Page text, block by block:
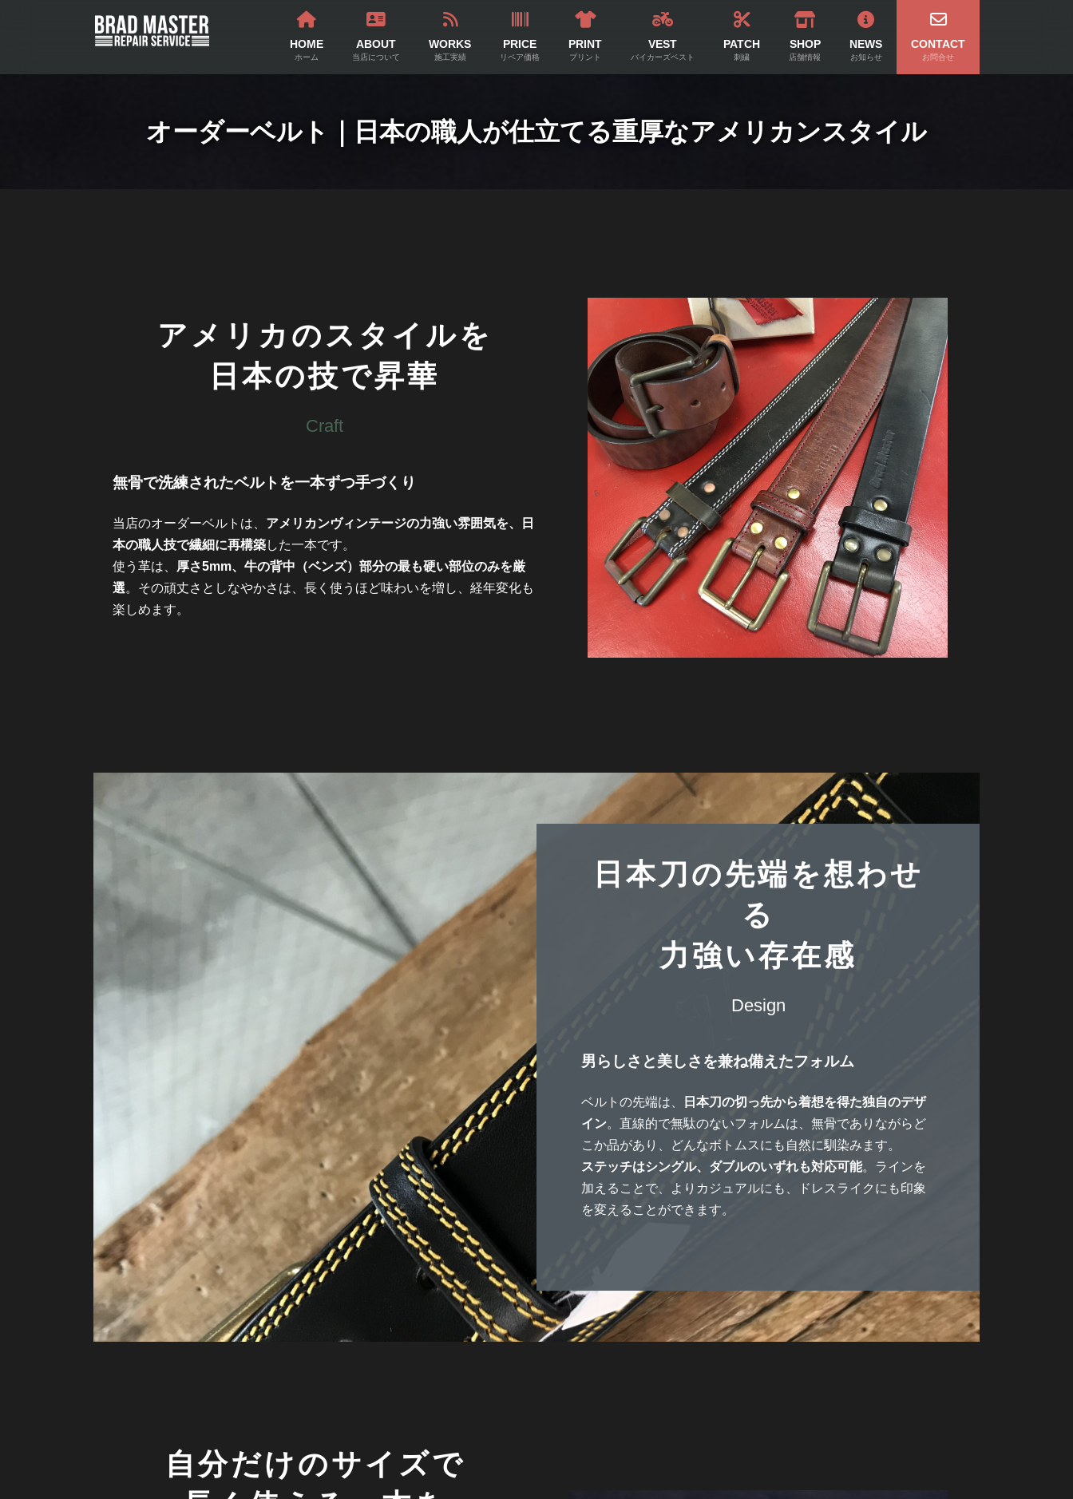
ツ
シ
HOME
ホーム
ABOUT
当店について
WORKS
施工実績
PRICE
リペア価格
PRINT
プリント
VEST
バイカーズベスト
PATCH
刺繍
SHOP
店舗情報
NEWS
お知らせ
CONTACT
お問合せ
オーダーベルト｜日本の職人が仕立てる重厚なアメリカンスタイル
アメリカのスタイルを
日本の技で昇華
Craft
無骨で洗練されたベルトを一本ずつ手づくり
当店のオーダーベルトは、 アメリカンヴィンテージの力強い雰囲気を、日
本の職人技で繊細に再構築した一本です。
使う革は、 厚さ5mm、牛の背中（ベンズ）部分の最も硬い部位のみを厳
選。その頑丈さとしなやかさは、長く使うほど味わいを増し、経年変化も
楽しめます。
日本刀の先端を想わせ
る
力強い存在感
Design
男らしさと美しさを兼ね備えたフォルム
ベルトの先端は、
日本刀の切っ先から着想を得た独自のデザ
イン。直線的で無駄のないフォルムは、無骨でありながらど
こか品があり、どんなボトムスにも自然に馴染みます。
ステッチはシングル、ダブルのいずれも対応可能。ラインを
加えることで、よりカジュアルにも、ドレスライクにも印象
を変えることができます。
自分だけのサイズで